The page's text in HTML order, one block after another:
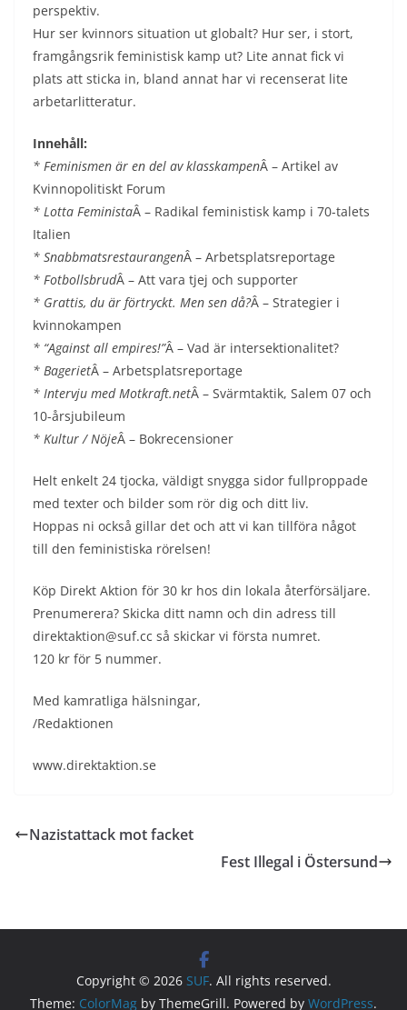
perspektiv.
Hur ser kvinnors situation ut globalt? Hur ser, i stort,
framgångsrik feministisk kamp ut? Lite annat fick vi
plats att sticka in, bland annat har vi recenserat lite
arbetarlitteratur.
Innehåll:
* Feminismen är en del av klasskampenÂ – Artikel av
Kvinnopolitiskt Forum
* Lotta FeministaÂ – Radikal feministisk kamp i 70-talets
Italien
* SnabbmatsrestaurangenÂ – Arbetsplatsreportage
* FotbollsbrudÂ – Att vara tjej och supporter
* Grattis, du är förtryckt. Men sen då?Â – Strategier i
kvinnokampen
* “Against all empires!”Â – Vad är intersektionalitet?
* BagerietÂ – Arbetsplatsreportage
* Intervju med Motkraft.netÂ – Svärmtaktik, Salem 07 och
10-årsjubileum
* Kultur / NöjeÂ – Bokrecensioner
Helt enkelt 24 tjocka, väldigt snygga sidor fullproppade
med texter och bilder som rör dig och ditt liv.
Hoppas ni också gillar det och att vi kan tillföra något
till den feministiska rörelsen!
Köp Direkt Aktion för 30 kr hos din lokala återförsäljare.
Prenumerera? Skicka ditt namn och din adress till
direktaktion@suf.cc så skickar vi första numret.
120 kr för 5 nummer.
Med kamratliga hälsningar,
/Redaktionen
www.direktaktion.se
Nazistattack mot facket
Fest Illegal i Östersund
Copyright © 2026 SUF. All rights reserved.
Theme: ColorMag by ThemeGrill. Powered by WordPress.